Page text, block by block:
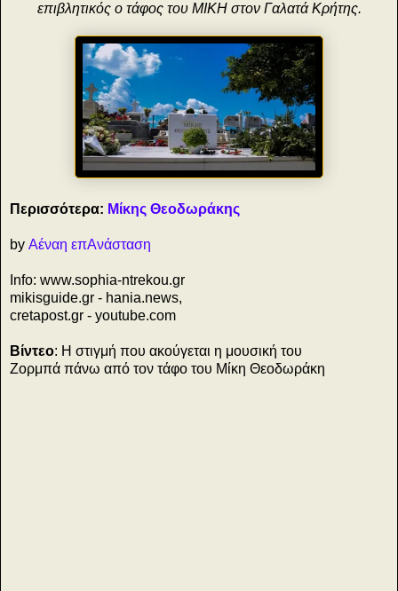
επιβλητικός ο τάφος του ΜΙΚΗ στον Γαλατά Κρήτης.
Περισσότερα: Μίκης Θεοδωράκης
by Αέναη επΑνάσταση
Info: www.sophia-ntrekou.gr
mikisguide.gr - hania.news,
cretapost.gr - youtube.com
Βίντεο: Η στιγμή που ακούγεται η μουσική του
Ζορμπά πάνω από τον τάφο του Μίκη Θεοδωράκη